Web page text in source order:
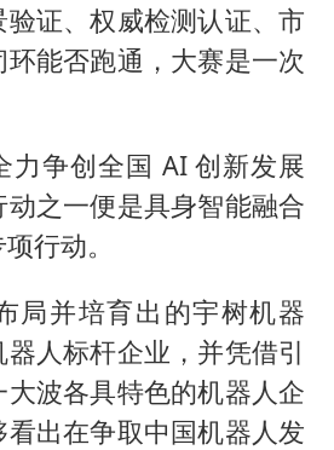
证、权威检测认证、市
能否跑通，大赛是一次
力争创全国 AI 创新发展
之一便是具身智能融合
行动。
局并培育出的宇树机器
人标杆企业，并凭借引
波各具特色的机器人企
出在争取中国机器人发